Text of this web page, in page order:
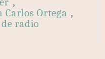
Carlos Ortega ,
radio